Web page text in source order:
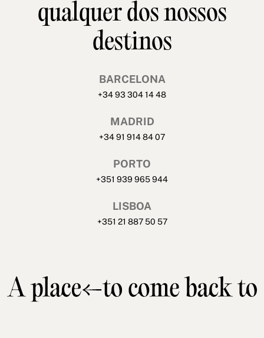
qualquer dos nossos
destinos
BARCELONA
+34 93 304 14 48
MADRID
+34 91 914 84 07
PORTO
+351 939 965 944
LISBOA
+351 21 887 50 57